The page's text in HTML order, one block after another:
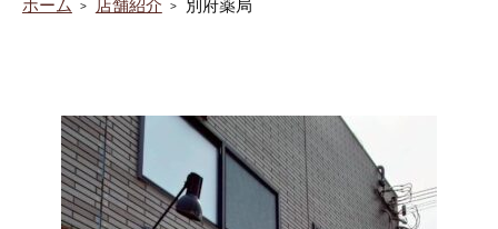
ホーム 店舗紹介 別府薬局